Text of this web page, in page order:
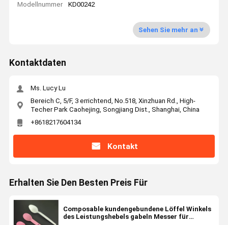
Modellnummer KD00242
Sehen Sie mehr an
Kontaktdaten
Ms. Lucy Lu
Bereich C, 5/F, 3 errichtend, No.518, Xinzhuan Rd., High-
Techer Park Caohejing, Songjiang Dist., Shanghai, China
+8618217604134
Kontakt
Erhalten Sie Den Besten Preis Für
Composable kundengebundene Löffel Winkels
des Leistungshebels gabeln Messer für